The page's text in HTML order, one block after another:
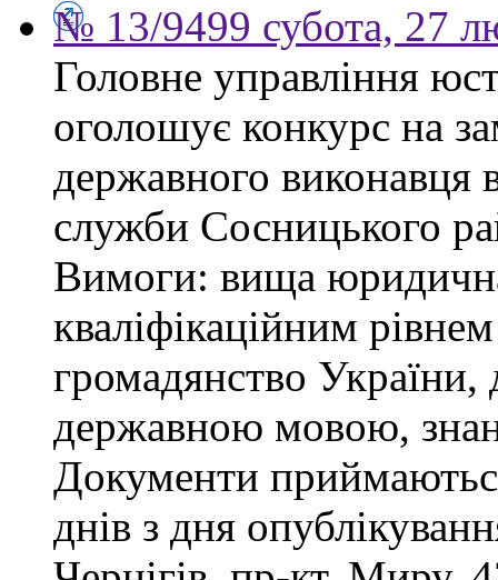
№ 13/9499 субота, 27
Головне управління
оголошує конкурс на
державного виконавця
служби Сосницького
Вимоги: вища юридична
кваліфікаційним
громадянство України,
державною мовою,
Документи
днів з дня